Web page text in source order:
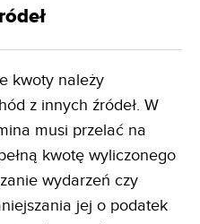
kwoty należy
z innych źródeł. W
musi przelać na
kwotę wyliczonego
wydarzeń czy
jej o podatek